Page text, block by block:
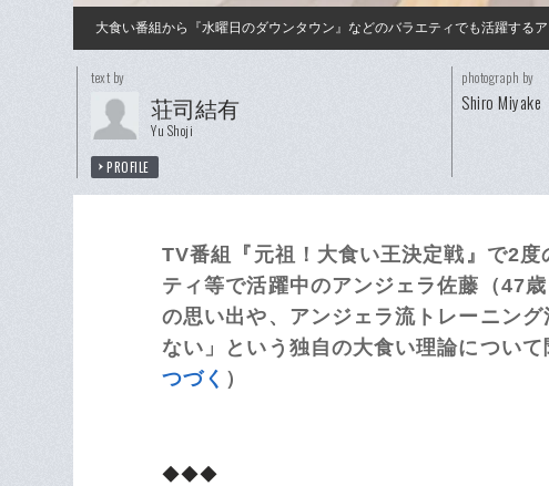
大食い番組から『水曜日のダウンタウン』などのバラエティでも活躍する
text by
荘司結有
Yu Shoji
PROFILE
photograph by
Shiro Miyake
TV番組『元祖！大食い王決定戦』で2
ティ等で活躍中のアンジェラ佐藤（47
の思い出や、アンジェラ流トレーニン
ない」という独自の大食い理論につい
つづく ）
◆◆◆